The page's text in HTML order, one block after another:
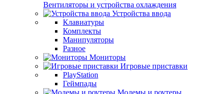
Вентиляторы и устройства охлаждения
Устройства ввода
Клавиатуры
Комплекты
Манипуляторы
Разное
Мониторы
Игровые приставки
PlayStation
Геймпады
Модемы и роутеры